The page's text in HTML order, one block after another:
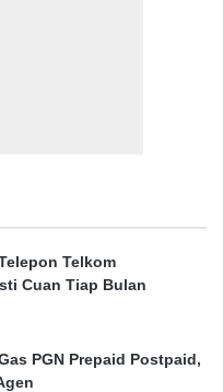
Telkom
Cuan Tiap Bulan
PGN Prepaid Postpaid,